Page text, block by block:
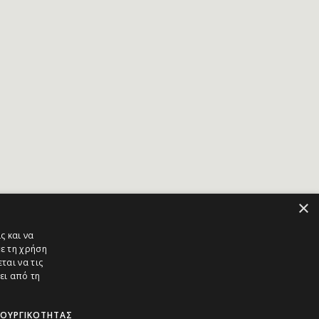
×
και να
τη χρήση
να τις
από τη